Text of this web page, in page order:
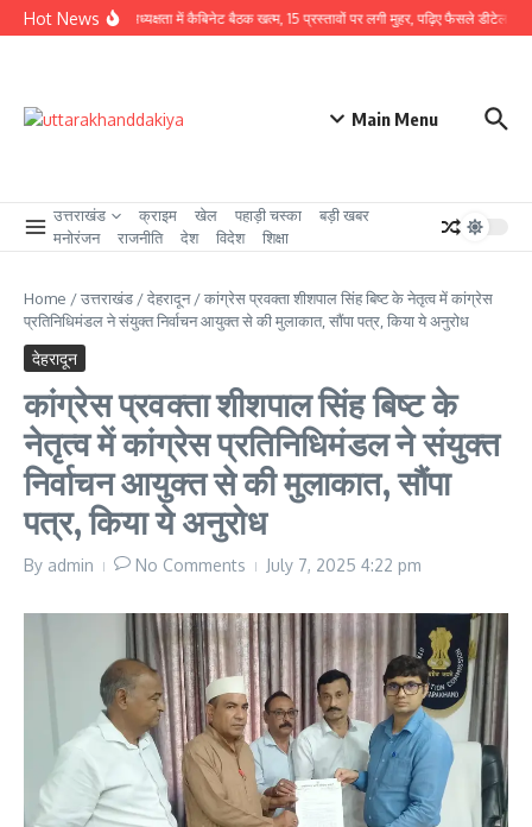
Skip to content
Hot News
CM धामी की अध्यक्षता में कैबिनेट बैठक खत्म, 15 प्रस्तावों पर लगी मुहर, पढ़िए फैसले डीटेल से
Main Menu
उत्तराखंड क्राइम खेल पहाड़ी चस्का
बड़ी खबर
मनोरंजन
राजनीति देश विदेश शिक्षा
Home /उत्तराखंड /देहरादून/कांग्रेस प्रवक्ता शीशपाल सिंह बिष्ट के नेतृत्व में कांग्रेस
प्रतिनिधिमंडल ने संयुक्त निर्वाचन आयुक्त से की मुलाकात, सौंपा पत्र, किया ये अनुरोध
देहरादून
कांग्रेस प्रवक्ता शीशपाल सिंह बिष्ट के
नेतृत्व में कांग्रेस प्रतिनिधिमंडल ने संयुक्त
निर्वाचन आयुक्त से की मुलाकात, सौंपा
पत्र, किया ये अनुरोध
By admin No Comments July 7, 2025 4:22 pm